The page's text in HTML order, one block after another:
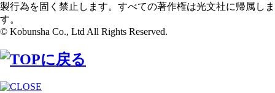
製行為を固く禁止します。すべての著作権は光文社に帰属しま
す。
© Kobunsha Co., Ltd All Rights Reserved.